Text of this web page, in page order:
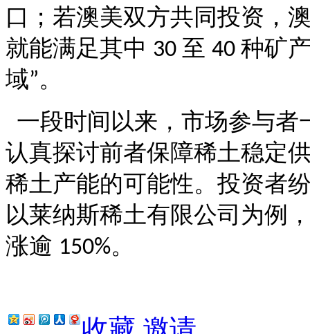
口；若澳美双方共同投资，
就能满足其中 30 至 40 种矿
域”。
一段时间以来，市场参与
认真探讨前者保障稀土稳定
稀土产能的可能性。投资者
以莱纳斯稀土有限公司为例
涨逾 150%。